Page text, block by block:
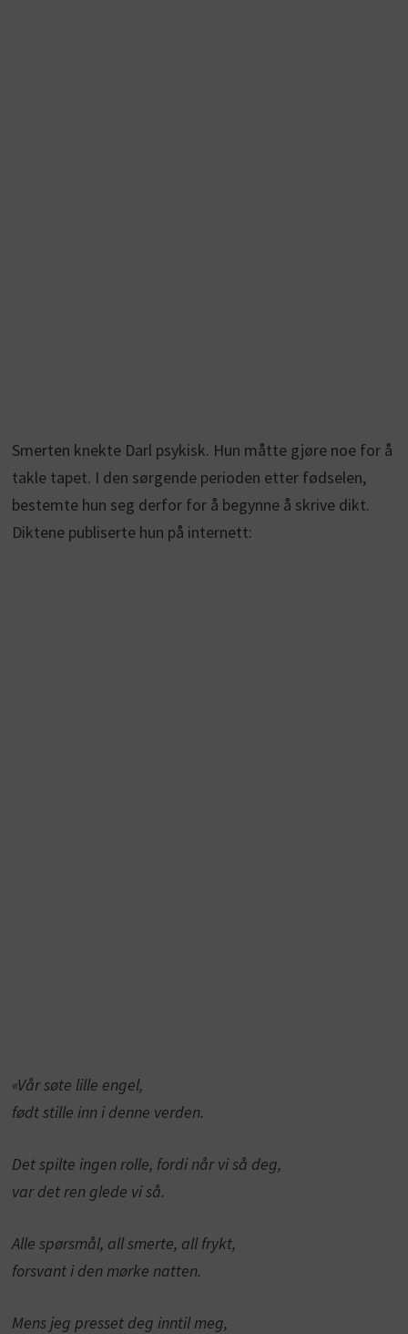
Smerten knekte Darl psykisk. Hun måtte gjøre noe for å
takle tapet. I den sørgende perioden etter fødselen,
bestemte hun seg derfor for å begynne å skrive dikt.
Diktene publiserte hun på internett:
«Vår søte lille engel,
født stille inn i denne verden.
Det spilte ingen rolle, fordi når vi så deg,
var det ren glede vi så.
Alle spørsmål, all smerte, all frykt,
forsvant i den mørke natten.
Mens jeg presset deg inntil meg,